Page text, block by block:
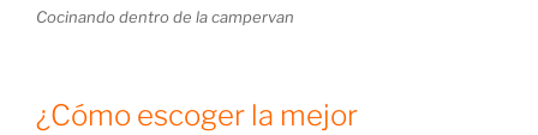
Cocinando dentro de la campervan
¿Cómo escoger la mejor